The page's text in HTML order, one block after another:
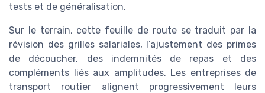
tests et de généralisation.
Sur le terrain, cette feuille de route se traduit par la
révision des grilles salariales, l’ajustement des primes
de découcher, des indemnités de repas et des
compléments liés aux amplitudes. Les entreprises de
transport routier alignent progressivement leurs